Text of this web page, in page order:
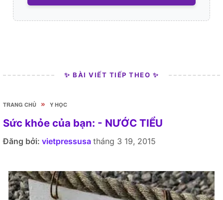
✨ BÀI VIẾT TIẾP THEO ✨
TRANG CHỦ » Y HỌC
Sức khỏe của bạn: - NƯỚC TIỂU
Đăng bởi: vietpressusa tháng 3 19, 2015